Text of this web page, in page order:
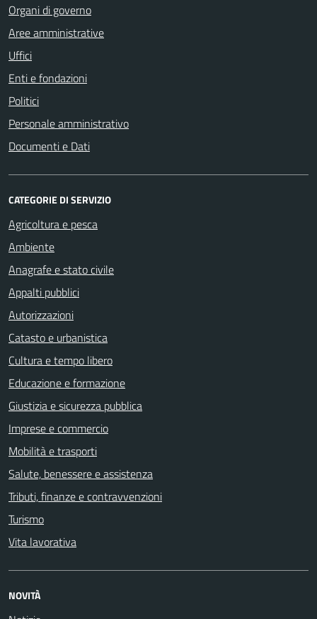
Organi di governo
Aree amministrative
Uffici
Enti e fondazioni
Politici
Personale amministrativo
Documenti e Dati
CATEGORIE DI SERVIZIO
Agricoltura e pesca
Ambiente
Anagrafe e stato civile
Appalti pubblici
Autorizzazioni
Catasto e urbanistica
Cultura e tempo libero
Educazione e formazione
Giustizia e sicurezza pubblica
Imprese e commercio
Mobilità e trasporti
Salute, benessere e assistenza
Tributi, finanze e contravvenzioni
Turismo
Vita lavorativa
NOVITÀ